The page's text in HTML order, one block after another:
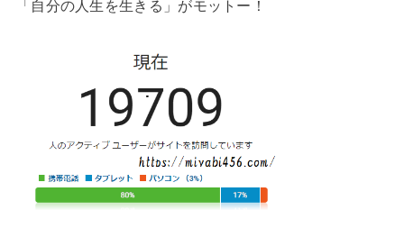
「自分の人生を生きる」がモットー！